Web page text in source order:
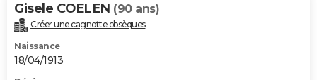
Gisele COELEN (90 ans)
Créer une cagnotte obsèques
Naissance
18/04/1913